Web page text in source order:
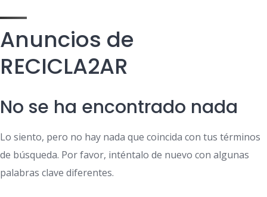
Anuncios de
RECICLA2AR
No se ha encontrado nada
Lo siento, pero no hay nada que coincida con tus términos
de búsqueda. Por favor, inténtalo de nuevo con algunas
palabras clave diferentes.